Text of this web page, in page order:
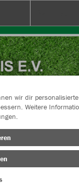
wir dir personalisierte
Weitere